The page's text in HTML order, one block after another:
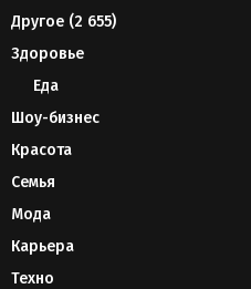
Другое (2 655)
Здоровье
Еда
Шоу-бизнес
Красота
Семья
Мода
Карьера
Техно